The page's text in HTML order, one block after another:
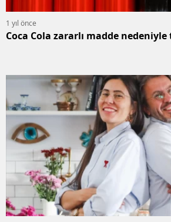
1 yıl önce
Coca Cola zararlı madde nedeniyle